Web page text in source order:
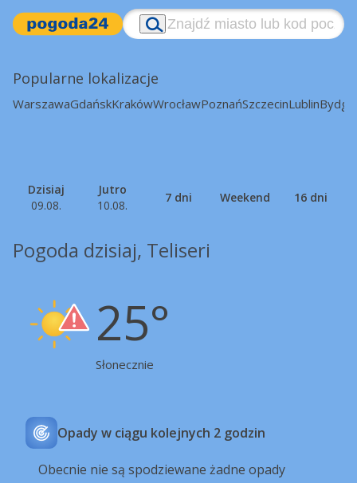
Popularne lokalizacje
WarszawaGdańskKrakówWrocławPoznańSzczecinLublin
Dzisiaj
09.08.
Jutro
10.08.
7 dni Weekend 16 dni
Pogoda dzisiaj, Teliseri
25°
Słonecznie
Opady w ciągu kolejnych 2 godzin
Obecnie nie są spodziewane żadne opady